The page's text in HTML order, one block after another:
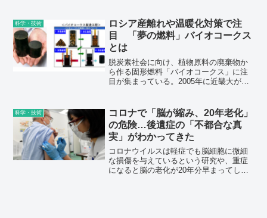
妥当とは言えない」とする論文を発表し
た。研究者からは「確率評価のやり直し
が必要」との声が上がる。
科学・技術
ロシア産離れや温暖化対策で注
目 「夢の燃料」バイオコークス
とは
脱炭素社会に向け、植物原料の廃棄物か
ら作る固形燃料「バイオコークス」に注
目が集まっている。2005年に近畿大が開
コークスの代替燃料として、外食産業な
どのほか、伝統産業の工房でも導入を模
索し始めた。一方、コスト抑制や大量生
産に向けた研究が進められている。
科学・技術
コロナで「脳が縮み、20年老化」
の危険…後遺症の「不都合な真
実」がわかってきた
コロナウイルスは軽症でも脳細胞に微細
な損傷を与えているという研究や、重症
になると脳の老化が20年分早まってしま